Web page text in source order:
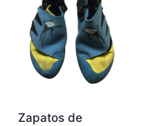
Zapatos de